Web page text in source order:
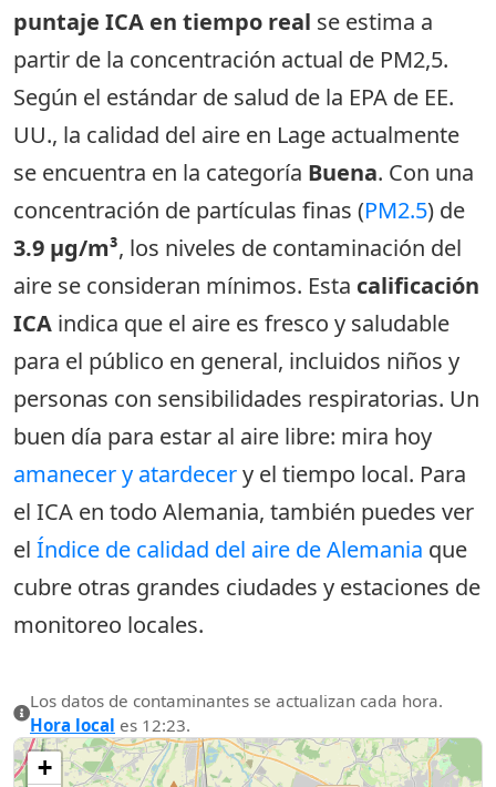
puntaje ICA en tiempo real se estima a
partir de la concentración actual de PM2,5.
Según el estándar de salud de la EPA de EE.
UU., la calidad del aire en Lage actualmente
se encuentra en la categoría Buena. Con una
concentración de partículas finas (PM2.5) de
3.9 µg/m³, los niveles de contaminación del
aire se consideran mínimos. Esta calificación
ICA indica que el aire es fresco y saludable
para el público en general, incluidos niños y
personas con sensibilidades respiratorias. Un
buen día para estar al aire libre: mira hoy
amanecer y atardecery el tiempo local. Para
el ICA en todo Alemania, también puedes ver
el Índice de calidad del aire de Alemania que
cubre otras grandes ciudades y estaciones de
monitoreo locales.
Los datos de contaminantes se actualizan cada hora.
Hora local es 12:23.
+